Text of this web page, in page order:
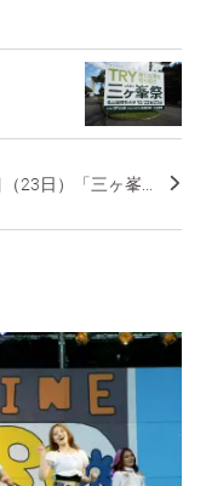
23日）「三ヶ峯...